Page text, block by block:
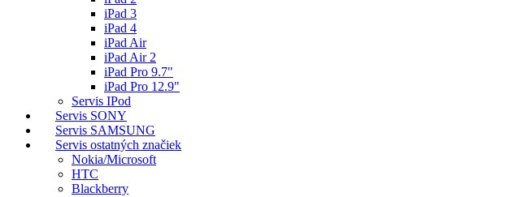
iPad 3
iPad 4
iPad Air
iPad Air 2
iPad Pro 9.7"
iPad Pro 12.9"
Servis IPod
Servis SONY
Servis SAMSUNG
Servis ostatných značiek
Nokia/Microsoft
HTC
Blackberry